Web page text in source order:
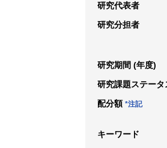
研究代表者
研究分担者
研究期間 (年度)
研究課題ステータ
配分額 *注記
キーワード